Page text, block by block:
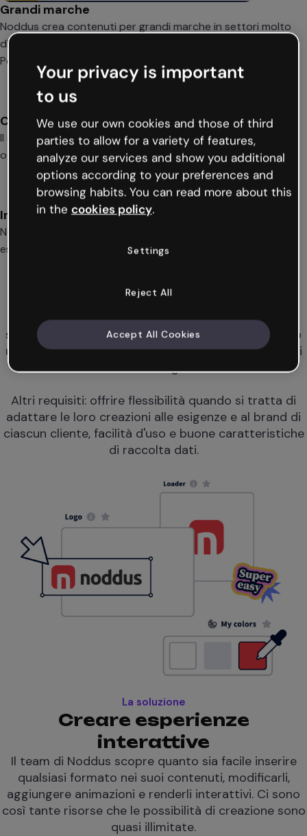
Grandi marche
Noddus crea contenuti per grandi marche in settori molto
diversi tra loro: Toyota, Samsung, Grupo Stellantis o
Porcelanosa.
Contenuti innovativi
Il suo team di design crea centinaia di contenuti interattivi
ogni mese da incorporare ai loro articoli editoriali.
In espansione
Noddus è presente in Spagna, Italia e Messico e ha piani di
espansione a breve termine.
Per differenziarsi e migliorare il tasso di interazione
del pubblico, Noddus aveva bisogno di uscire dallo
standard testo-immagine-video. Stavano cercando
una piattaforma con cui creare contenuti interattivi
in modo agile.
Altri requisiti: offrire flessibilità quando si tratta di
adattare le loro creazioni alle esigenze e al brand di
ciascun cliente, facilità d'uso e buone caratteristiche
di raccolta dati.
La soluzione
Creare esperienze
interattive
Il team di Noddus scopre quanto sia facile inserire
qualsiasi formato nei suoi contenuti, modificarli,
aggiungere animazioni e renderli interattivi. Ci sono
così tante risorse che le possibilità di creazione sono
quasi illimitate.
Your privacy is important
to us
We use our own cookies and those of third
parties to allow for a variety of features,
analyze our services and show you additional
options according to your preferences and
browsing habits. You can read more about this
in the cookies policy.
Settings
Reject All
Accept All Cookies